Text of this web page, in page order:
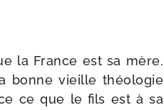
la France est sa mère.
bonne vieille théo­lo­gie
ce que le fils est à sa